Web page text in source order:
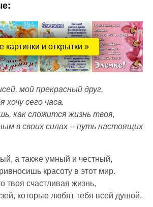
картинки и открытки »
мой прекрасный друг,
хочу сего часа.
как сложится жизнь твоя,
в своих силах -- путь настоящих
а также умный и честный,
красоту в этот мир.
твоя счастливая жизнь,
которые любят тебя всей душой.